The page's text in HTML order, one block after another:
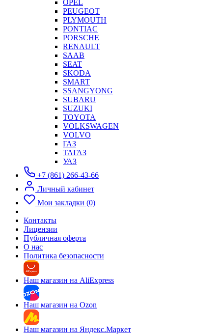
OPEL
PEUGEOT
PLYMOUTH
PONTIAC
PORSCHE
RENAULT
SAAB
SEAT
SKODA
SMART
SSANGYONG
SUBARU
SUZUKI
TOYOTA
VOLKSWAGEN
VOLVO
ГАЗ
ТАГАЗ
УАЗ
+7 (861) 266-43-66
Личный кабинет
Мои закладки (0)
Контакты
Лицензии
Публичная оферта
О нас
Политика безопасности
Наш магазин на AliExpress
Наш магазин на Ozon
Наш магазин на Яндекс.Маркет